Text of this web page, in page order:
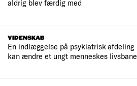
aldrig blev færdig med
VIDENSKAB
En indlæggelse på psykiatrisk afdeling
kan ændre et ungt menneskes livsbane